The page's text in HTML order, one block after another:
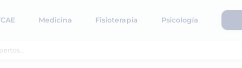
Medicina Fisioterapia Psicología